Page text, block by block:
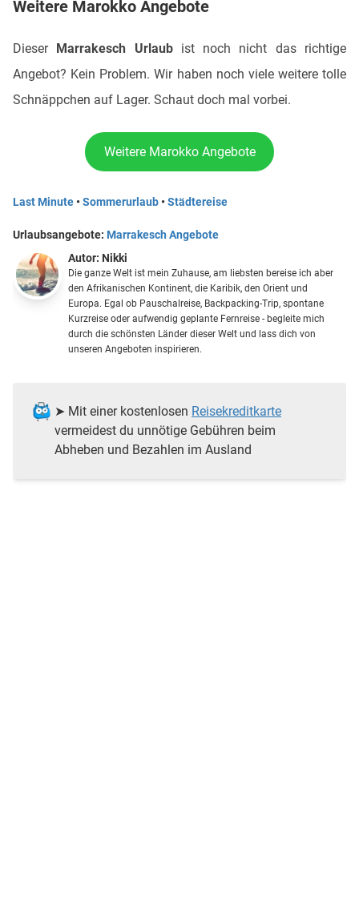
Weitere Marokko Angebote
Dieser Marrakesch Urlaubist noch nicht das richtige
Angebot? Kein Problem. Wir haben noch viele weitere tolle
Schnäppchen auf Lager. Schaut doch mal vorbei.
Weitere Marokko Angebote
Last Minute •Sommerurlaub •Städtereise
Urlaubsangebote: Marrakesch Angebote
Autor: Nikki
Die ganze Welt ist mein Zuhause, am liebsten bereise ich aber
den Afrikanischen Kontinent, die Karibik, den Orient und
Europa. Egal ob Pauschalreise, Backpacking-Trip, spontane
Kurzreise oder aufwendig geplante Fernreise - begleite mich
durch die schönsten Länder dieser Welt und lass dich von
unseren Angeboten inspirieren.
➤ Mit einer kostenlosen Reisekreditkarte
vermeidest du unnötige Gebühren beim
Abheben und Bezahlen im Ausland